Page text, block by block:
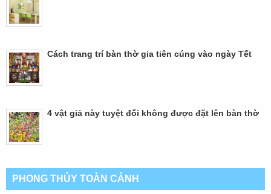
Cách trang trí bàn thờ gia tiên cúng vào ngày Tết
4 vật giả này tuyệt đối không được đặt lên bàn thờ
PHONG THỦY TOÀN CẢNH